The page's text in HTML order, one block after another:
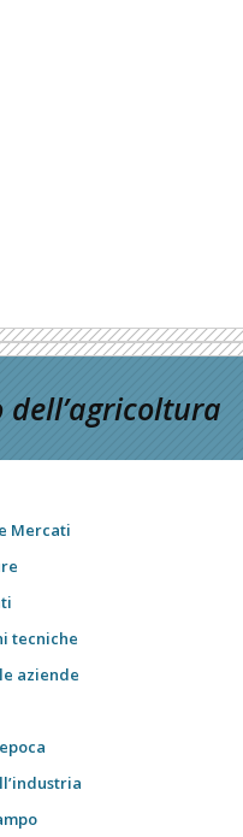
Mercati
tecniche
aziende